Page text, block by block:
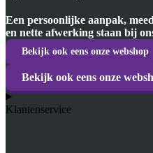
Een persoonlijke aanpak,
en nette afwerking staan bij
Bekijk ook eens onze webshop
Bekijk ook eens onze
Klantenservice